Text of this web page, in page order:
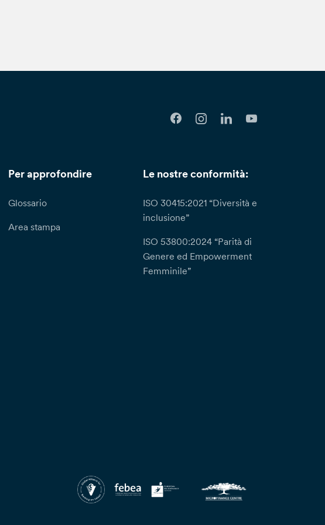
Per approfondire
Glossario
Area stampa
Le nostre conformità:
ISO 30415:2021 “Diversità e
inclusione”
ISO 53800:2024 “Parità di
Genere ed Empowerment
Femminile”